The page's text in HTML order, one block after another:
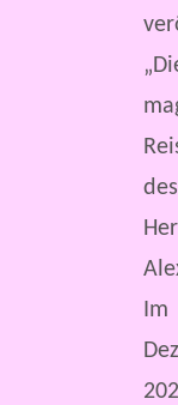
des
Im